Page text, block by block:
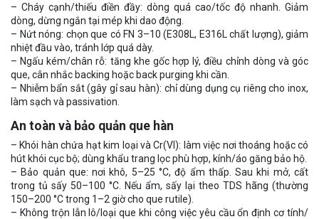
– Cháy cạnh/thiếu điền đầy: dòng quá cao/tốc độ nhanh. Giảm
dòng, dừng ngắn tại mép khi dao động.
– Nứt nóng: chọn que có FN 3–10 (E308L, E316L chất lượng), giảm
nhiệt đầu vào, tránh lớp quá dày.
– Ngấu kém/chân rỗ: tăng khe gốc hợp lý, điều chỉnh dòng và góc
que, cân nhắc backing hoặc back purging khi cần.
– Nhiễm bẩn sắt (gây gỉ sau hàn): chỉ dùng dụng cụ riêng cho inox,
làm sạch và passivation.
An toàn và bảo quản que hàn
– Khói hàn chứa hạt kim loại và Cr(VI): làm việc nơi thoáng hoặc có
hút khói cục bộ; dùng khẩu trang lọc phù hợp, kính/áo găng bảo hộ.
– Bảo quản que: nơi khô, 5–25 °C, độ ẩm thấp. Sau khi mở, cất
trong tủ sấy 50–100 °C. Nếu ẩm, sấy lại theo TDS hãng (thường
150–200 °C trong 1–2 giờ cho que rutile).
– Không trộn lẫn lô/loại que khi công việc yêu cầu ổn định cơ tính/